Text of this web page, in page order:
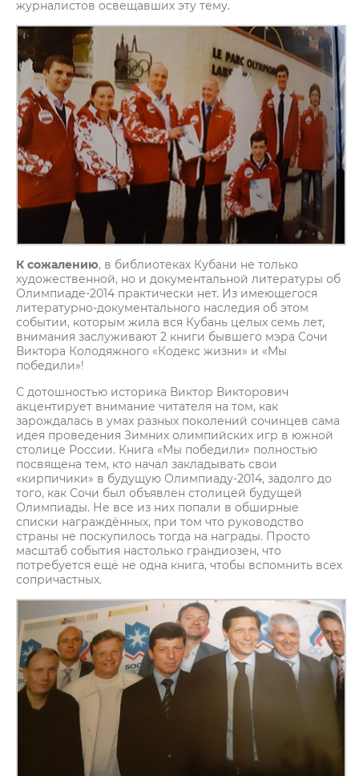
журналистов освещавших эту тему.
К сожалению, в библиотеках Кубани не только
художественной, но и документальной литературы об
Олимпиаде-2014 практически нет. Из имеющегося
литературно-документального наследия об этом
событии, которым жила вся Кубань целых семь лет,
внимания заслуживают 2 книги бывшего мэра Сочи
Виктора Колодяжного «Кодекс жизни» и «Мы
победили»!
С дотошностью историка Виктор Викторович
акцентирует внимание читателя на том, как
зарождалась в умах разных поколений сочинцев сама
идея проведения Зимних олимпийских игр в южной
столице России. Книга «Мы победили» полностью
посвящена тем, кто начал закладывать свои
«кирпичики» в будущую Олимпиаду-2014, задолго до
того, как Сочи был объявлен столицей будущей
Олимпиады. Не все из них попали в обширные
списки награждённых, при том что руководство
страны не поскупилось тогда на награды. Просто
масштаб события настолько грандиозен, что
потребуется ещё не одна книга, чтобы вспомнить всех
сопричастных.